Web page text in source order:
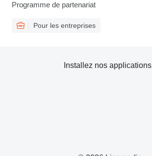
Programme de partenariat
Pour les entreprises
Installez nos applications